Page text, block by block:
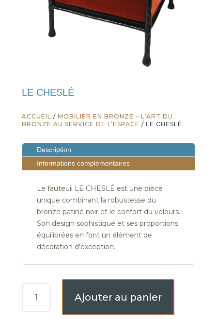
LE CHESLÉ
ACCUEIL / MOBILIER EN BRONZE – L’ART DU
BRONZE AU SERVICE DE L’ESPACE / LE CHESLÉ
Description
Informations complémentaires
Le fauteuil LE CHESLÉ est une pièce
unique combinant la robustesse du
bronze patiné noir et le confort du velours.
Son design sophistiqué et ses proportions
équilibrées en font un élément de
décoration d'exception.
Ajouter au panier